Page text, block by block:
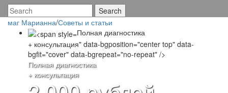
маг Марианна/Советы и статьи
Полная диагностика
+ консультация" data-bgposition="center top" data-
bgfit="cover" data-bgrepeat="no-repeat" />
Полная диагностика
+ консультация